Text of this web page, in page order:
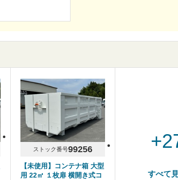
ストック番号99256
【未使用】コンテナ箱 大型
用 22㎥ １枚扉 横開き式コ
すべて